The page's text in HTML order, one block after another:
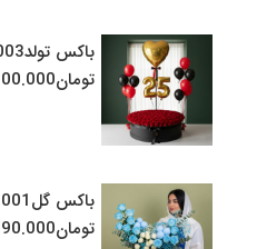
باکس تولدT1003
تومان
باکس گلblue1001
تومان